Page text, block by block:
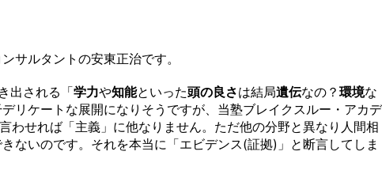
サルタントの安東正治です。
出される「学力や知能といった頭の良さは結局遺伝なの？ 環境な
リケートな展開になりそうですが、当塾ブレイクスルー・アカデ
わせれば「主義」に他なりません。ただ他の分野と異なり人間相
ないのです。それを本当に「エビデンス(証拠)」と断言してしま